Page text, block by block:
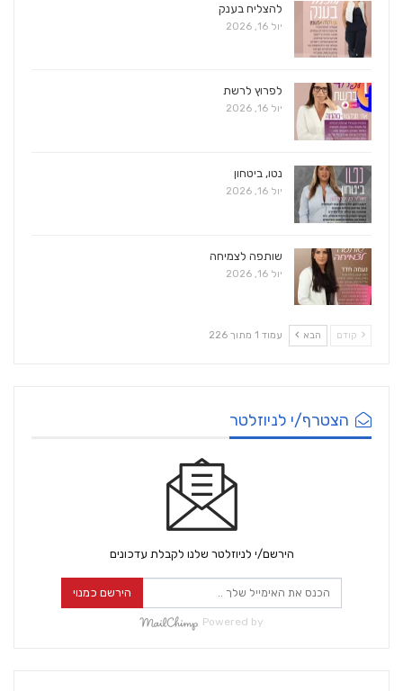
להצליח בענק
יול 16, 2026
לפרוץ לרשת
יול 16, 2026
נטו, ביטחון
יול 16, 2026
שותפה לצמיחה
יול 16, 2026
קודם הבא עמוד 1 מתוך 226
הצטרף/י לניוזלטר
הירשם/י לניוזלטר שלנו לקבלת עדכונים
הירשם כמנוי
Powered by